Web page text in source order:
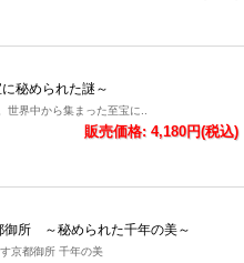
秘められた謎～
世界中から集まった至宝に..
販売価格: 4,180円(税込)
所 ～秘められた千年の美～
京都御所 千年の美